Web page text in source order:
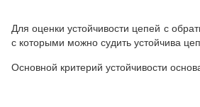
Для оценки устойчивости цепей с
с которыми можно судить устойчива
Основной критерий устойчивости